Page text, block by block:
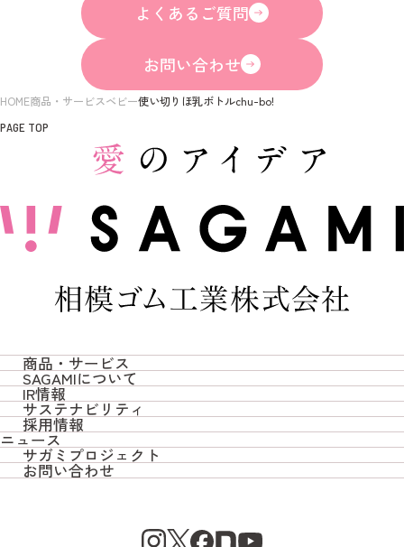
よくあるご質問
お問い合わせ
HOME商品・サービスベビー使い切りほ乳ボトルchu-bo!
PAGE TOP
商品・サービス
商品・サービス TOP
サガミオリジナル
コンドーム/潤滑ゼリー
SAGAMIについて
SAGAMIについて TOP
トップメッセージ / 会社概要
SAGAMIの想い
IR情報
IR情報 TOP
決算短信
サステナビリティ
サステナビリティ TOP
社会への取り組み
採用情報
採用情報 TOP
ニュース
サガミプロジェクト
サガミプロジェクト TOP
お問い合わせ